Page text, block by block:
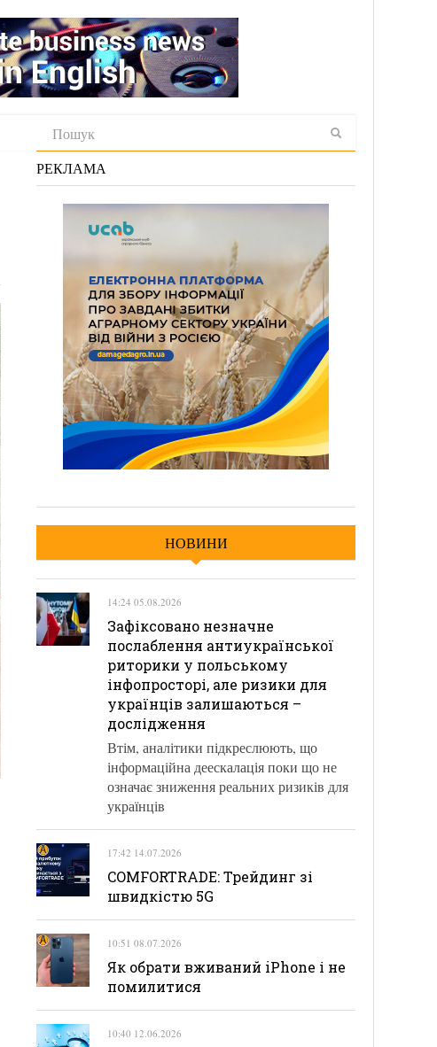
РЕКЛАМА
НОВИНИ
14:24 05.08.2026
Зафіксовано незначне
послаблення антиукраїнської
риторики у польському
інфопросторі, але ризики для
українців залишаються –
дослідження
Втім, аналітики підкреслюють, що
інформаційна деескалація поки що не
означає зниження реальних ризиків для
українців
17:42 14.07.2026
COMFORTRADE: Трейдинг зі
швидкістю 5G
10:51 08.07.2026
Як обрати вживаний iPhone і не
помилитися
10:40 12.06.2026